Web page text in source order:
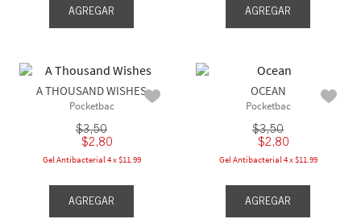
AGREGAR AGREGAR
A THOUSAND WISHES
Pocketbac
$3,50
$2,80
Gel Antibacterial 4 x $11.99
AGREGAR
OCEAN
Pocketbac
$3,50
$2,80
Gel Antibacterial 4 x $11.99
AGREGAR